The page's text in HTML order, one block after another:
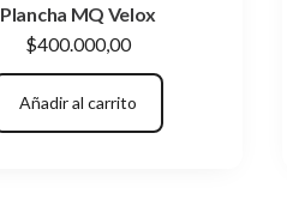
Plancha MQ Velox
$400.000,00
Añadir al carrito